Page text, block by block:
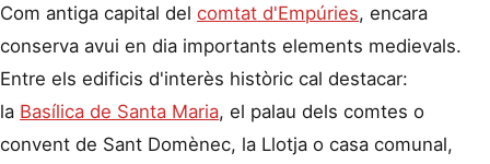
Com antiga capital del comtat d'Empúries, encara
conserva avui en dia importants elements medievals.
Entre els edificis d'interès històric cal destacar:
la Basílica de Santa Maria, el palau dels comtes o
convent de Sant Domènec, la Llotja o casa comunal,